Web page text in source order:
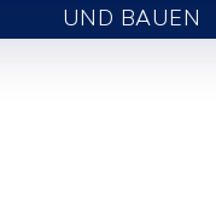
UND BAUEN